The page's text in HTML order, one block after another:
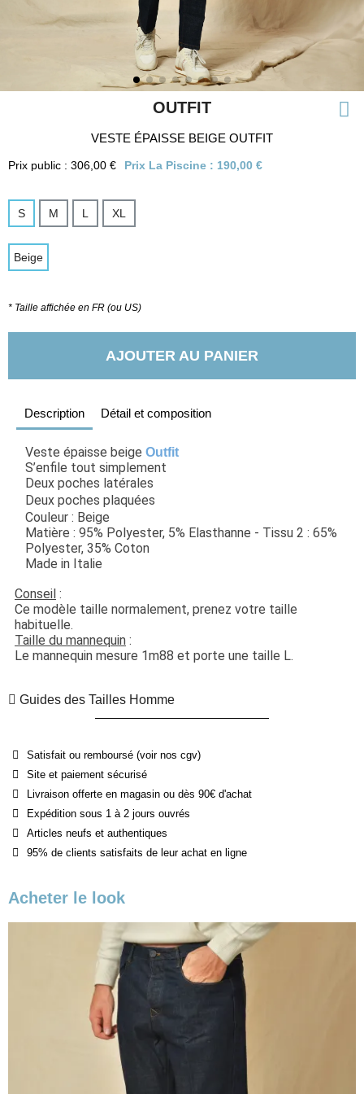
OUTFIT
VESTE ÉPAISSE BEIGE OUTFIT
Prix public : 306,00 € Prix La Piscine : 190,00 €
S M L XL
Beige
* Taille affichée en FR (ou US)
AJOUTER AU PANIER
Description Détail et composition
Veste épaisse beige Outfit
S’enfile tout simplement
Deux poches latérales
Deux poches plaquées
Couleur : Beige
Matière : 95% Polyester, 5% Elasthanne - Tissu 2 : 65%
Polyester, 35% Coton
Made in Italie
Conseil :
Ce modèle taille normalement, prenez votre taille
habituelle.
Taille du mannequin :
Le mannequin mesure 1m88 et porte une taille L.
Guides des Tailles Homme
Satisfait ou remboursé (voir nos cgv)
Site et paiement sécurisé
Livraison offerte en magasin ou dès 90€ d'achat
Expédition sous 1 à 2 jours ouvrés
Articles neufs et authentiques
95% de clients satisfaits de leur achat en ligne
Acheter le look